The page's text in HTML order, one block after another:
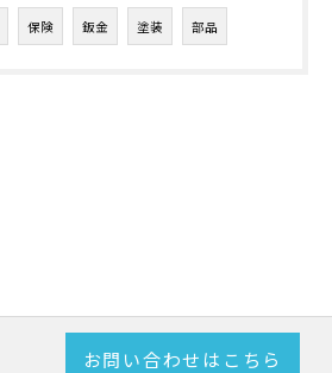
保険 鈑金 塗装 部品
お問い合わせはこちら